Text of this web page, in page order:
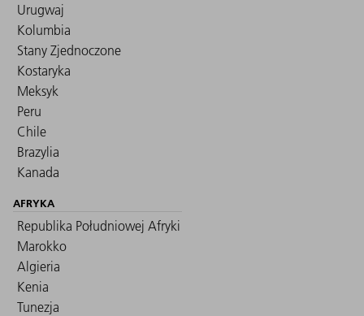
Urugwaj
Kolumbia
Stany Zjednoczone
Kostaryka
Meksyk
Peru
Chile
Brazylia
Kanada
AFRYKA
Republika Południowej Afryki
Marokko
Algieria
Kenia
Tunezja